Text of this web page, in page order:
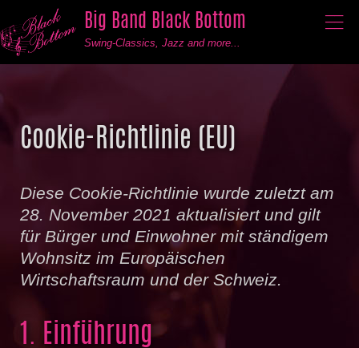
Big Band Black Bottom
Swing-Classics, Jazz and more...
──
──
──
Cookie-Richtlinie (EU)
Diese Cookie-Richtlinie wurde zuletzt am
28. November 2021 aktualisiert und gilt
für Bürger und Einwohner mit ständigem
Wohnsitz im Europäischen
Wirtschaftsraum und der Schweiz.
1. Einführung